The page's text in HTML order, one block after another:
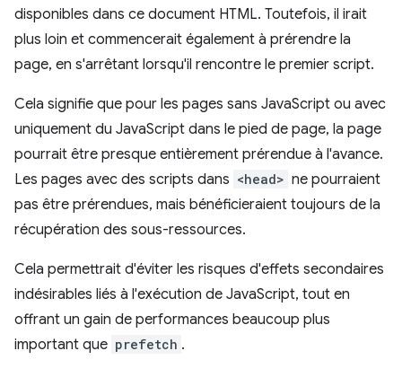
disponibles dans ce document HTML. Toutefois, il irait
plus loin et commencerait également à prérendre la
page, en s'arrêtant lorsqu'il rencontre le premier script.
Cela signifie que pour les pages sans JavaScript ou avec
uniquement du JavaScript dans le pied de page, la page
pourrait être presque entièrement prérendue à l'avance.
Les pages avec des scripts dans <head> ne pourraient
pas être prérendues, mais bénéficieraient toujours de la
récupération des sous-ressources.
Cela permettrait d'éviter les risques d'effets secondaires
indésirables liés à l'exécution de JavaScript, tout en
offrant un gain de performances beaucoup plus
important que prefetch .